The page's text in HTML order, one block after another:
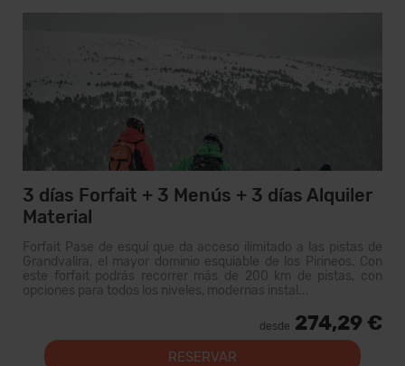
3 días Forfait + 3 Menús + 3 días Alquiler
Material
Forfait Pase de esquí que da acceso ilimitado a las pistas de
Grandvalira, el mayor dominio esquiable de los Pirineos. Con
este forfait podrás recorrer más de 200 km de pistas, con
opciones para todos los niveles, modernas instal...
desde 274,29 €
RESERVAR